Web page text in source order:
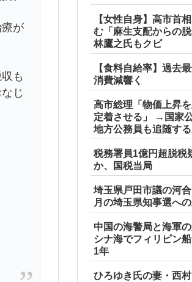
が
も
じ
【女性自身】高市首
む「麻生支配からの
林鷹之氏もクビ
【食料自給率】過去
消費減響く
高市総理「物価上昇
定着させる」 →国家
地方公務員も追随す
税務署員1億円超脱
か、国税当局
埼玉県戸田市議の河
月の埼玉県知事選へ
中国の海警局と海軍
シナ海でフィリピン
1年
ひろゆき氏の妻・西